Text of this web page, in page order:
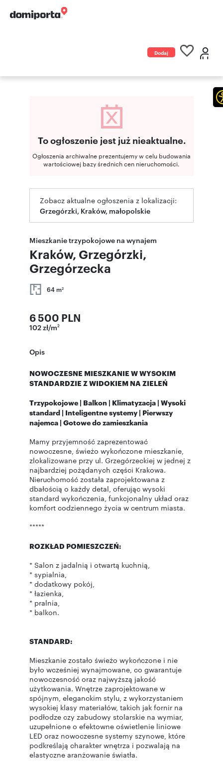
Dodaj
To ogłoszenie jest już nieaktualne.
Ogłoszenia archiwalne prezentujemy w celu budowania
wartościowej bazy średnich cen nieruchomości.
Zobacz aktualne ogłoszenia z lokalizacji:
Grzegórzki, Kraków, małopolskie
Mieszkanie trzypokojowe na wynajem
Kraków, Grzegórzki,
Grzegórzecka
64 m2
6 500 PLN
102 zł/m2
Opis
NOWOCZESNE MIESZKANIE W WYSOKIM
STANDARDZIE Z WIDOKIEM NA ZIELEŃ
Trzypokojowe | Balkon | Klimatyzacja | Wysoki
standard | Inteligentne systemy | Pierwszy
najemca | Gotowe do zamieszkania
Mamy przyjemność zaprezentować
nowoczesne, świeżo wykończone mieszkanie,
zlokalizowane przy ul. Grzegórzeckiej w jednej z
najbardziej pożądanych części Krakowa.
Nieruchomość została zaprojektowana z
dbałością o każdy detal, oferując wysoki
standard wykończenia, funkcjonalny układ oraz
komfort codziennego życia w centrum miasta.
*****
ROZKŁAD POMIESZCZEŃ:
* Salon z jadalnią i otwartą kuchnią,
* sypialnia,
* dodatkowy pokój,
* łazienka,
* pralnia,
* balkon.
STANDARD:
Mieszkanie zostało świeżo wykończone i nie
było wcześniej wynajmowane, co gwarantuje
nowoczesność oraz najwyższą jakość
użytkowania. Wnętrze zaprojektowane w
spójnym, eleganckim stylu, z wykorzystaniem
wysokiej klasy materiałów, takich jak fornir na
podłodze czy zabudowy stolarskie na wymiar,
uzupełnione o efektowne oświetlenie liniowe
LED oraz nowoczesne systemy szynowe, które
podkreślają charakter wnętrza i pozwalają na
elastyczne aranżowanie światła.